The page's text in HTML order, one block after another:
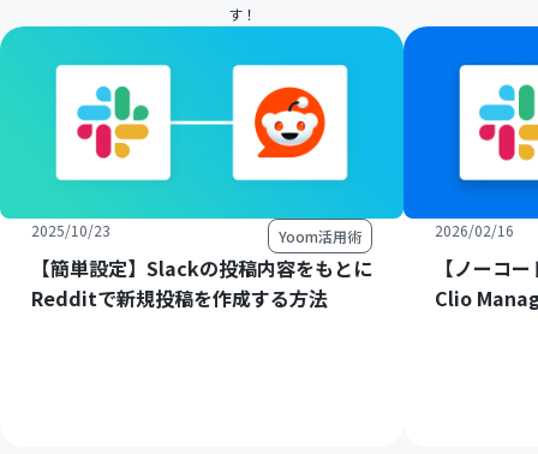
す！
2025/10/23 Yoom活用術
【簡単設定】Slackの投稿内容をもとに
Redditで新規投稿を作成する方法
2026/02/16
【ノーコ
Clio